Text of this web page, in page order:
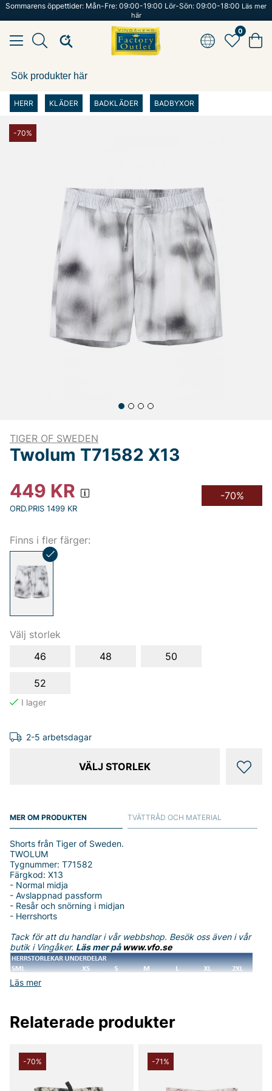
Sommarens öppettider: Mån-Fre: 09:00-19:00 Lör-Sön: 09:00-18:00 Läs mer
här
0
HERR KLÄDER BADKLÄDER BADBYXOR
-70%
TIGER OF SWEDEN
Twolum T71582 X13
449 KR
ORD.PRIS 1499 KR
-70%
Finns i fler färger:
Välj storlek
46
48 50
52
2-5 arbetsdagar
VÄLJ STORLEK
MER OM PRODUKTEN
Läs mer
Shorts från Tiger of Sweden.
TWOLUM
Tygnummer: T71582
Färgkod: X13
- Normal midja
- Avslappnad passform
- Resår och snörning i midjan
- Herrshorts
Tack för att du handlar i vår webbshop. Besök oss även i vår
butik i Vingåker. Läs mer på www.vfo.se
TVÄTTRÅD OCH MATERIAL
Relaterade produkter
-70% -71%